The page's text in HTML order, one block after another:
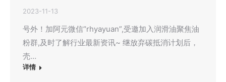
2023-11-13
号外！加阿元微信“rhyayuan”,受邀加入润滑油聚焦油
粉群,及时了解行业最新资讯~ 继放弃碳抵消计划后，
壳…
详情